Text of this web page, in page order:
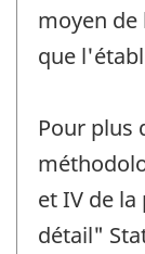
moyen
que
Pour plus
et IV de
détail"